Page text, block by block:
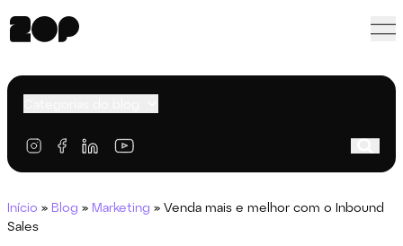
Início » Blog » Marketing »Venda mais e melhor com o Inbound
Sales